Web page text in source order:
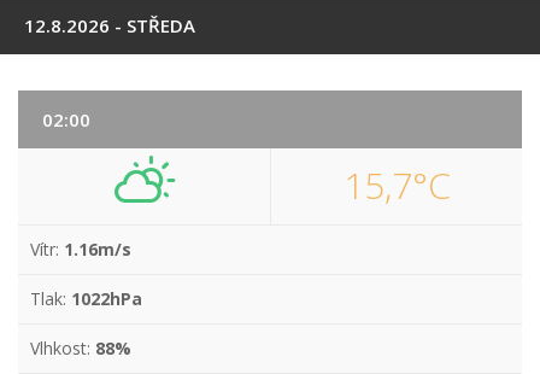
12.8.2026 - STŘEDA
02:00
15,7°C
Vítr: 1.16m/s
Tlak: 1022hPa
Vlhkost: 88%